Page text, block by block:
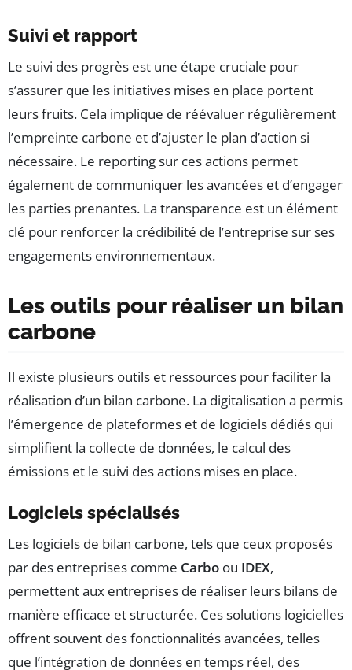
Suivi et rapport
Le suivi des progrès est une étape cruciale pour
s’assurer que les initiatives mises en place portent
leurs fruits. Cela implique de réévaluer régulièrement
l’empreinte carbone et d’ajuster le plan d’action si
nécessaire. Le reporting sur ces actions permet
également de communiquer les avancées et d’engager
les parties prenantes. La transparence est un élément
clé pour renforcer la crédibilité de l’entreprise sur ses
engagements environnementaux.
Les outils pour réaliser un bilan
carbone
Il existe plusieurs outils et ressources pour faciliter la
réalisation d’un bilan carbone. La digitalisation a permis
l’émergence de plateformes et de logiciels dédiés qui
simplifient la collecte de données, le calcul des
émissions et le suivi des actions mises en place.
Logiciels spécialisés
Les logiciels de bilan carbone, tels que ceux proposés
par des entreprises comme Carbo ou IDEX,
permettent aux entreprises de réaliser leurs bilans de
manière efficace et structurée. Ces solutions logicielles
offrent souvent des fonctionnalités avancées, telles
que l’intégration de données en temps réel, des